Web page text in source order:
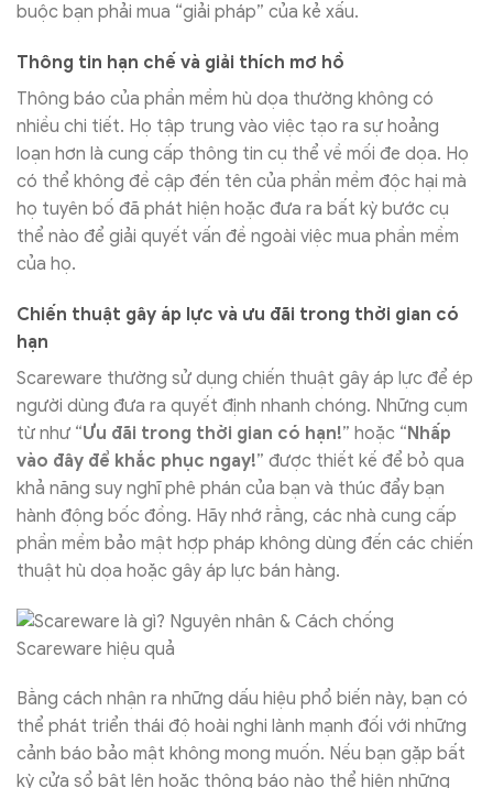
buộc bạn phải mua “giải pháp” của kẻ xấu.
Thông tin hạn chế và giải thích mơ hồ
Thông báo của phần mềm hù dọa thường không có
nhiều chi tiết. Họ tập trung vào việc tạo ra sự hoảng
loạn hơn là cung cấp thông tin cụ thể về mối đe dọa. Họ
có thể không đề cập đến tên của phần mềm độc hại mà
họ tuyên bố đã phát hiện hoặc đưa ra bất kỳ bước cụ
thể nào để giải quyết vấn đề ngoài việc mua phần mềm
của họ.
Chiến thuật gây áp lực và ưu đãi trong thời gian có
hạn
Scareware thường sử dụng chiến thuật gây áp lực để ép
người dùng đưa ra quyết định nhanh chóng. Những cụm
từ như “Ưu đãi trong thời gian có hạn!” hoặc “Nhấp
vào đây để khắc phục ngay!” được thiết kế để bỏ qua
khả năng suy nghĩ phê phán của bạn và thúc đẩy bạn
hành động bốc đồng. Hãy nhớ rằng, các nhà cung cấp
phần mềm bảo mật hợp pháp không dùng đến các chiến
thuật hù dọa hoặc gây áp lực bán hàng.
Bằng cách nhận ra những dấu hiệu phổ biến này, bạn có
thể phát triển thái độ hoài nghi lành mạnh đối với những
cảnh báo bảo mật không mong muốn. Nếu bạn gặp bất
kỳ cửa sổ bật lên hoặc thông báo nào thể hiện những